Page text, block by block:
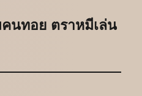
นทอย ตราหมีเล่น